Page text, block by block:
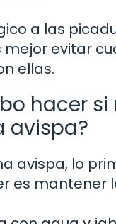
a las
mejor evitar
ellas.
hacer si
avispa?
avispa, lo
es mantener